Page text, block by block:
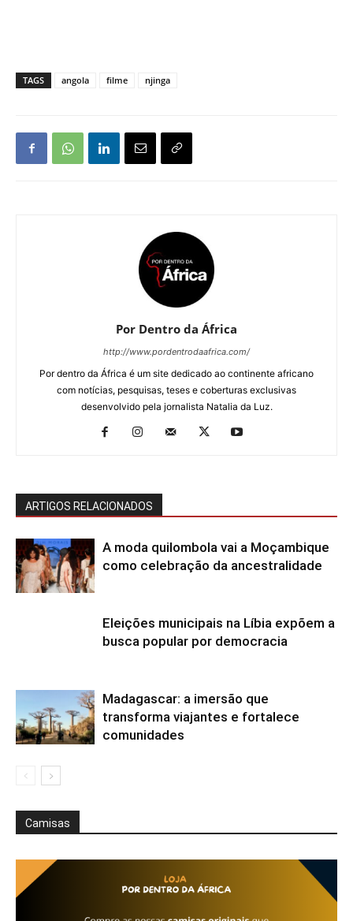
TAGS angola filme njinga
Por Dentro da África
http://www.pordentrodaafrica.com/
Por dentro da África é um site dedicado ao continente africano
com notícias, pesquisas, teses e coberturas exclusivas
desenvolvido pela jornalista Natalia da Luz.
ARTIGOS RELACIONADOS
A moda quilombola vai a Moçambique
como celebração da ancestralidade
Eleições municipais na Líbia expõem a
busca popular por democracia
Madagascar: a imersão que
transforma viajantes e fortalece
comunidades
Camisas